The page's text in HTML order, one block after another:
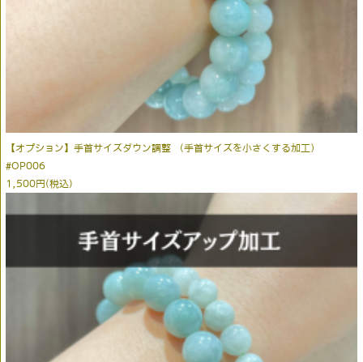
【オプション】手首サイズダウン調整 （手首サイズを小さくする加工）
#OP006
1,500円(税込)